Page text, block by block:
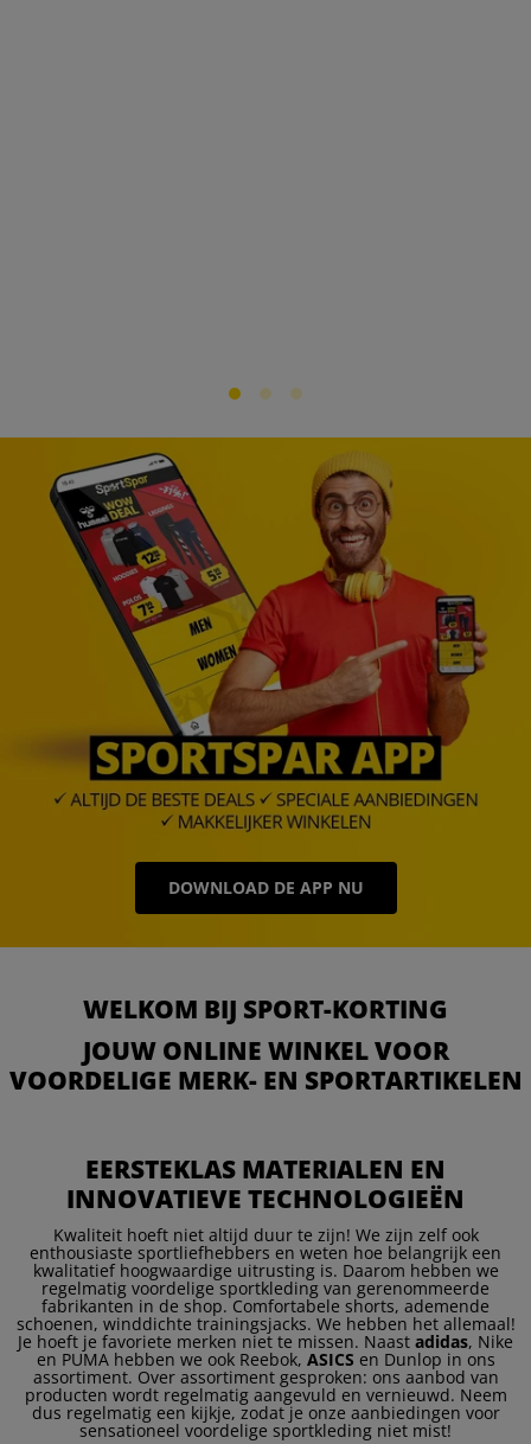
DOWNLOAD DE APP NU
WELKOM BIJ SPORT-KORTING
JOUW ONLINE WINKEL VOOR
VOORDELIGE MERK- EN SPORTARTIKELEN
EERSTEKLAS MATERIALEN EN
INNOVATIEVE TECHNOLOGIEËN
Kwaliteit hoeft niet altijd duur te zijn! We zijn zelf ook
enthousiaste sportliefhebbers en weten hoe belangrijk een
kwalitatief hoogwaardige uitrusting is. Daarom hebben we
regelmatig voordelige sportkleding van gerenommeerde
fabrikanten in de shop. Comfortabele shorts, ademende
schoenen, winddichte trainingsjacks. We hebben het allemaal!
Je hoeft je favoriete merken niet te missen. Naast adidas, Nike
en PUMA hebben we ook Reebok, ASICS en Dunlop in ons
assortiment. Over assortiment gesproken: ons aanbod van
producten wordt regelmatig aangevuld en vernieuwd. Neem
dus regelmatig een kijkje, zodat je onze aanbiedingen voor
sensationeel voordelige sportkleding niet mist!